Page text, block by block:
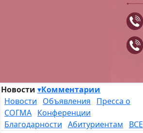
Новости ▾Комментарии
Новости
Объявления
Пресса о
СОГМА Конференции
Благодарности Абитуриентам
ВСЕ